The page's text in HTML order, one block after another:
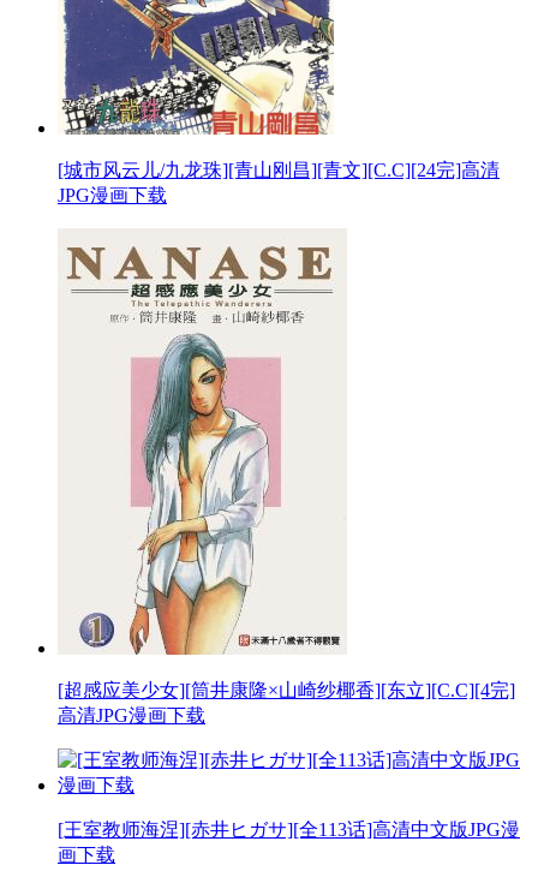
[城市风云儿/九龙珠][青山刚昌][青文][C.C][24完]高清
JPG漫画下载
[超感应美少女][筒井康隆×山崎纱椰香][东立][C.C][4完]
高清JPG漫画下载
[王室教师海涅][赤井ヒガサ][全113话]高清中文版JPG漫
画下载